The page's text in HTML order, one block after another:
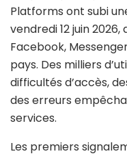
Platforms ont subi
vendredi 12 juin
Facebook,
pays. Des milliers
difficultés d’accès,
des erreurs
services.
Les premiers